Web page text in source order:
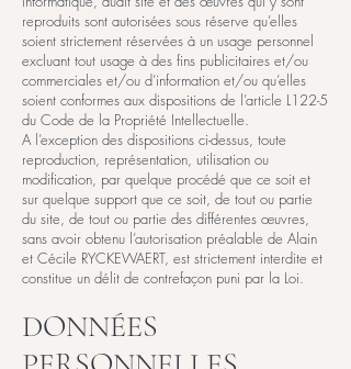
reproduits sont autorisées sous réserve qu’elles
soient strictement réservées à un usage personnel
excluant tout usage à des fins publicitaires et/ou
commerciales et/ou d’information et/ou qu’elles
soient conformes aux dispositions de l’article L122-5
du Code de la Propriété Intellectuelle.
A l’exception des dispositions ci-dessus, toute
reproduction, représentation, utilisation ou
modification, par quelque procédé que ce soit et
sur quelque support que ce soit, de tout ou partie
du site, de tout ou partie des différentes œuvres,
sans avoir obtenu l’autorisation préalable de Alain
et Cécile RYCKEWAERT, est strictement interdite et
constitue un délit de contrefaçon puni par la Loi.
DONNÉES